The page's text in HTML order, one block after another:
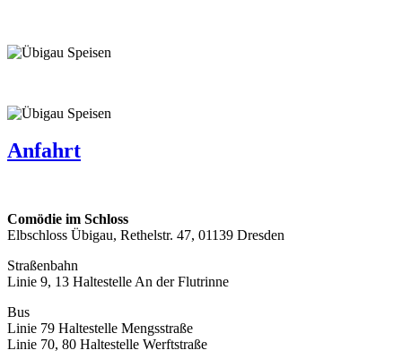
Anfahrt
Comödie im Schloss
Elbschloss Übigau, Rethelstr. 47, 01139 Dresden
Straßenbahn
Linie 9, 13 Haltestelle An der Flutrinne
Bus
Linie 79 Haltestelle Mengsstraße
Linie 70, 80 Haltestelle Werftstraße